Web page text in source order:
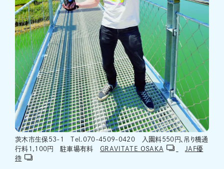
茨木市生保53-1 Tel.070-4509-0420 入園料550円、吊り橋通
行料1,100円 駐車場有料 GRAVITATE OSAKA
JAF優
待